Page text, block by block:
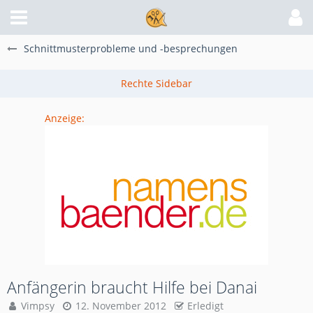
Schnittmusterprobleme und -besprechungen
Anzeige:
Anfängerin braucht Hilfe bei Danai
Vimpsy 12. November 2012 Erledigt